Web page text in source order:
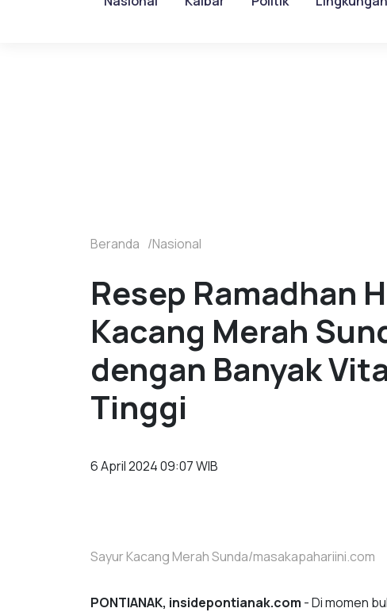
Beranda Nasional
Resep Ramadhan
Kacang Merah
dengan Banyak
Tinggi
6 April 2024 09:07 WIB
Sayur Kacang Merah Sunda/masakapahariini.com
PONTIANAK, insidepontianak.com - Di momen